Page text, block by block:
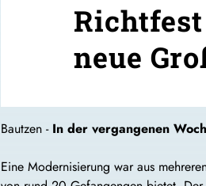
neue
Bautzen -In der vergangenen
Eine Modernisierung war aus